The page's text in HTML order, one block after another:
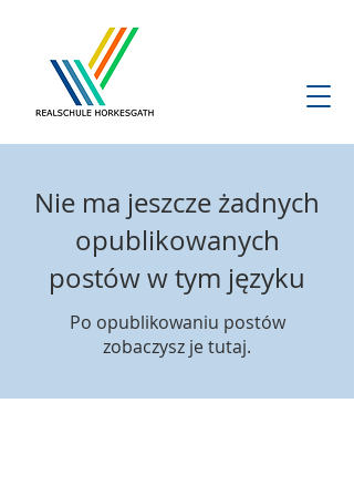
Nie ma jeszcze żadnych
opublikowanych
postów w tym języku
Po opublikowaniu postów
zobaczysz je tutaj.